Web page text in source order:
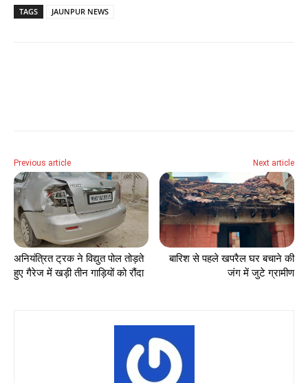
TAGS JAUNPUR NEWS
Previous article
अनियंत्रित ट्रक ने विद्युत पोल तोड़ते
हुए गैरेज में खड़ी तीन गाड़ियों को रौंदा
Next article
बारिश से पहले खपरैल घर बचाने की
जंग में जुटे ग्रामीण